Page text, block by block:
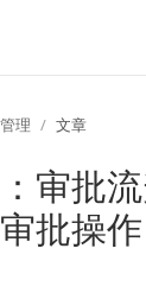
管理 文章
审批
批操作